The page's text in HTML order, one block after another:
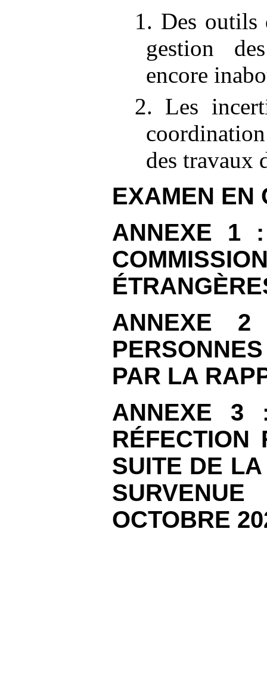
1. Des outils
gestion
encore
2. Les
des travaux
EXAMEN EN
ANNEXE
1
ANNEXE
2
PAR LA
ANNEXE
3
SUITE DE
OCTOBRE